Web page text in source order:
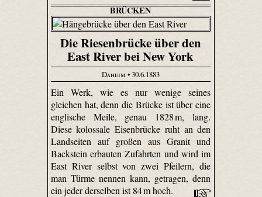
BRÜCKEN
Die Riesenbrücke über den
East River bei New York
Daheim • 30.6.1883
Ein Werk, wie es nur wenige seines
gleichen hat, denn die Brücke ist über eine
englische Meile, genau 1828 m, lang.
Diese kolossale Eisenbrücke ruht an den
Landseiten auf großen aus Granit und
Backstein erbauten Zufahrten und wird im
East River selbst von zwei Pfeilern, die
man Türme nennen kann, getragen, denn
ein jeder derselben ist 84 m hoch.